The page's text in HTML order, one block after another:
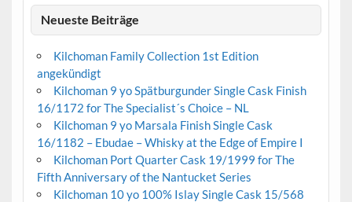
Neueste Beiträge
Kilchoman Family Collection 1st Edition
angekündigt
Kilchoman 9 yo Spätburgunder Single Cask Finish
16/1172 for The Specialist´s Choice – NL
Kilchoman 9 yo Marsala Finish Single Cask
16/1182 – Ebudae – Whisky at the Edge of Empire I
Kilchoman Port Quarter Cask 19/1999 for The
Fifth Anniversary of the Nantucket Series
Kilchoman 10 yo 100% Islay Single Cask 15/568